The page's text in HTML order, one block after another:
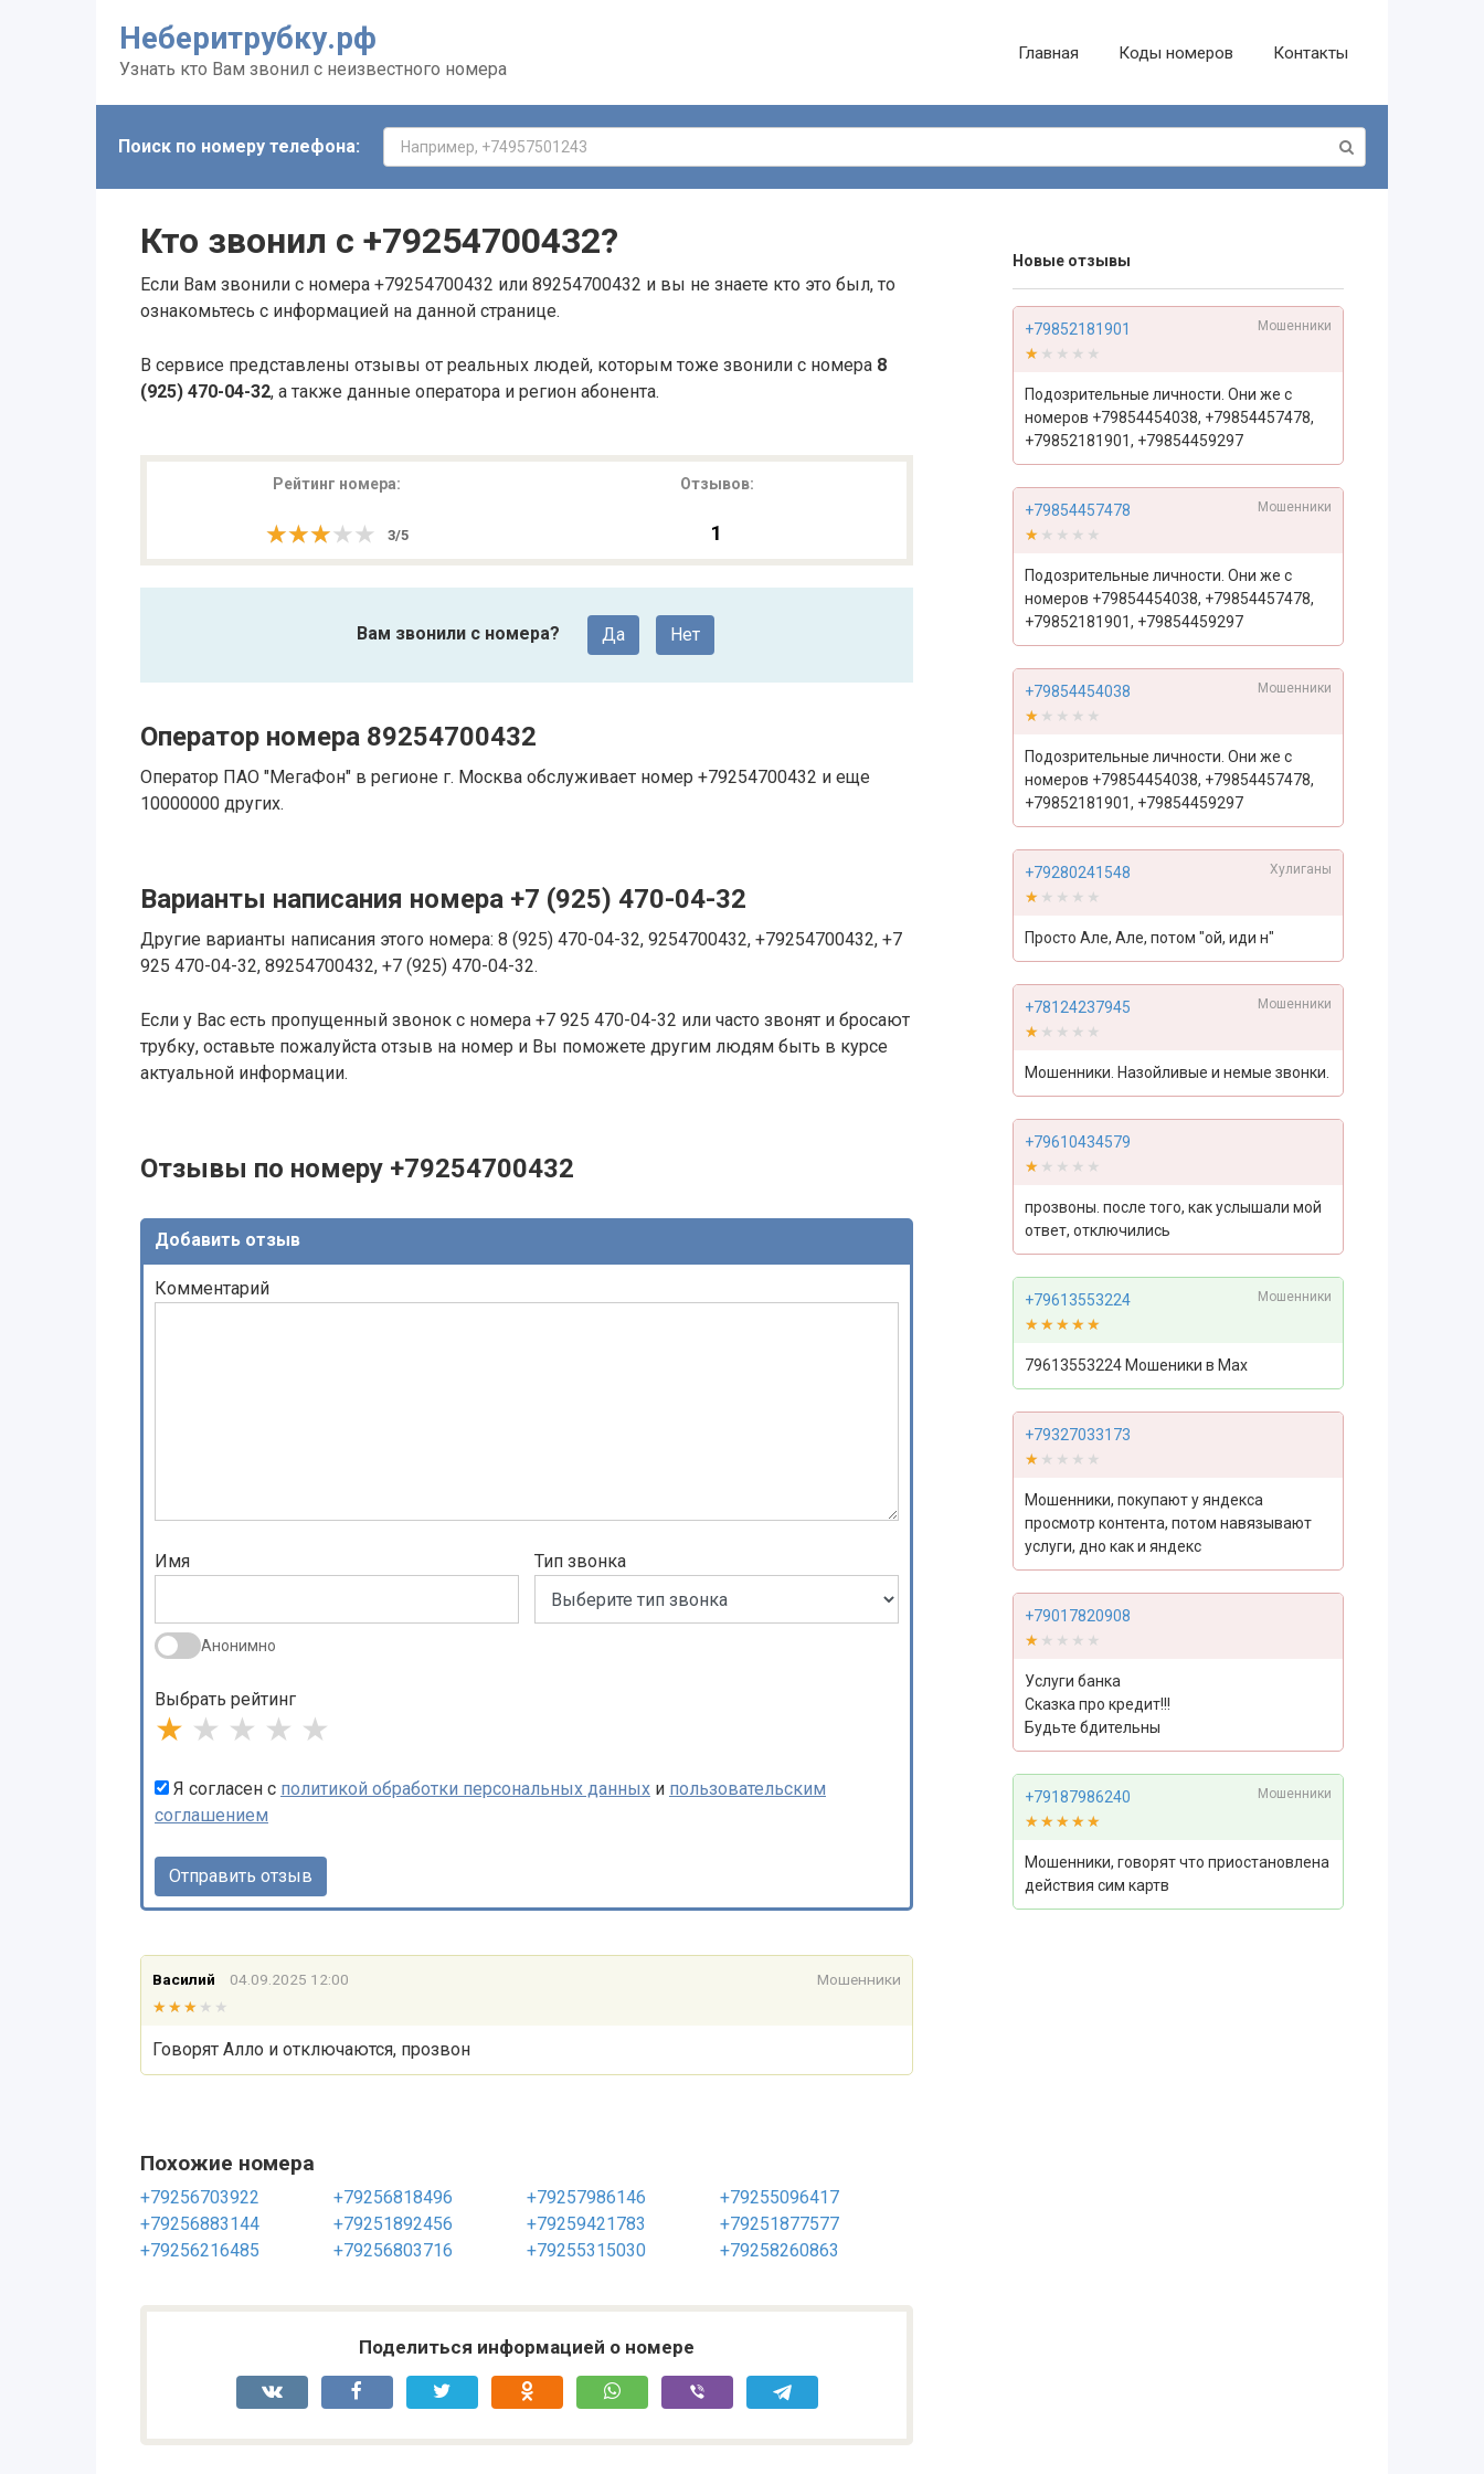
Неберитрубку.рф
Узнать кто Вам звонил с неизвестного номера
Главная Коды номеров Контакты
Поиск по номеру телефона:
Кто звонил с +79254700432?
Если Вам звонили с номера +79254700432 или 89254700432 и вы не знаете кто это был, то
ознакомьтесь с информацией на данной странице.
В сервисе представлены отзывы от реальных людей, которым тоже звонили с номера 8
(925) 470-04-32, а также данные оператора и регион абонента.
Рейтинг номера:
★★★★★
★★★★★ 3/5
Отзывов:
1
Вам звонили с номера? Да Нет
Оператор номера 89254700432
Оператор ПАО "МегаФон" в регионе г. Москва обслуживает номер +79254700432 и еще
10000000 других.
Варианты написания номера +7 (925) 470-04-32
Другие варианты написания этого номера: 8 (925) 470-04-32, 9254700432, +79254700432, +7
925 470-04-32, 89254700432, +7 (925) 470-04-32.
Если у Вас есть пропущенный звонок с номера +7 925 470-04-32 или часто звонят и бросают
трубку, оставьте пожалуйста отзыв на номер и Вы поможете другим людям быть в курсе
актуальной информации.
Отзывы по номеру +79254700432
Добавить отзыв
Комментарий
Имя
Анонимно
Тип звонка
Выбрать рейтинг
★ ★ ★ ★ ★
Я согласен с политикой обработки персональных данных и пользовательским
соглашением
Василий 04.09.2025 12:00
Мошенники
★★★★★
★★★★★
Говорят Алло и отключаются, прозвон
Похожие номера
+79256703922 +79256818496 +79257986146
+79255096417
+79256883144
+79251892456 +79259421783
+79251877577
+79256216485
+79256803716 +79255315030 +79258260863
Поделиться информацией о номере
Новые отзывы
+79852181901 Мошенники
★★★★★
★★★★★
Подозрительные личности. Они же с
номеров +79854454038, +79854457478,
+79852181901, +79854459297
+79854457478 Мошенники
★★★★★
★★★★★
Подозрительные личности. Они же с
номеров +79854454038, +79854457478,
+79852181901, +79854459297
+79854454038 Мошенники
★★★★★
★★★★★
Подозрительные личности. Они же с
номеров +79854454038, +79854457478,
+79852181901, +79854459297
+79280241548 Хулиганы
★★★★★
★★★★★
Просто Але, Але, потом "ой, иди н"
+78124237945 Мошенники
★★★★★
★★★★★
Мошенники. Назойливые и немые звонки.
+79610434579
★★★★★
★★★★★
прозвоны. после того, как услышали мой
ответ, отключились
+79613553224 Мошенники
★★★★★
★★★★★
79613553224 Мошеники в Max
+79327033173
★★★★★
★★★★★
Мошенники, покупают у яндекса
просмотр контента, потом навязывают
услуги, дно как и яндекс
+79017820908
★★★★★
★★★★★
Услуги банка
Сказка про кредит!!!
Будьте бдительны
+79187986240 Мошенники
★★★★★
★★★★★
Мошенники, говорят что приостановлена
действия сим картв